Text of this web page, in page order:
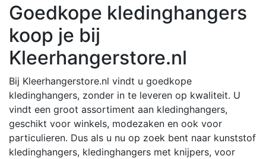
Goedkope kledinghangers
koop je bij
Kleerhangerstore.nl
Bij Kleerhangerstore.nl vindt u goedkope
kledinghangers, zonder in te leveren op kwaliteit. U
vindt een groot assortiment aan kledinghangers,
geschikt voor winkels, modezaken en ook voor
particulieren. Dus als u nu op zoek bent naar kunststof
kledinghangers, kledinghangers met knijpers, voor